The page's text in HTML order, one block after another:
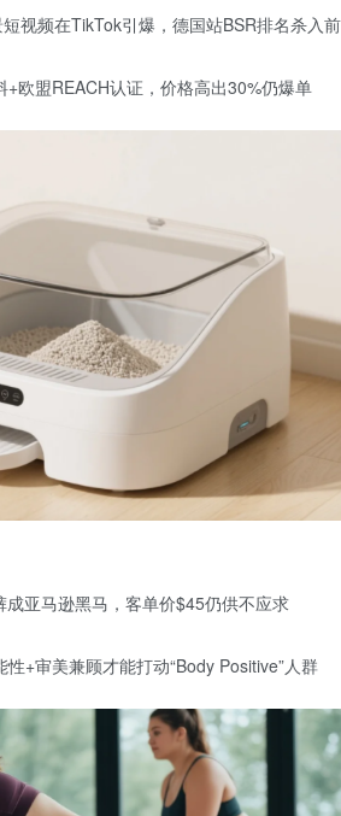
视频在TikTok引爆，德国站BSR排名杀入
欧盟REACH认证，价格高出30%仍爆单
亚马逊黑马，客单价$45仍供不应求
+审美兼顾才能打动“Body Positive”人群